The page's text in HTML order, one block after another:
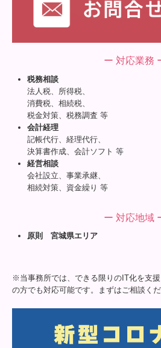
ー 対応業務
税務相談
法人税、所得税、
消費税、相続税、
税金対策、税務調査 等
会計経理
記帳代行、経理代行、
決算書作成、会計ソフト 等
経営相談
会社設立、事業承継、
相続対策、資金繰り 等
ー 対応地域
原則 宮城県エリア
※当事務所では、できる限りのIT化を支
の方でも対応可能です。まずはご相談くだ